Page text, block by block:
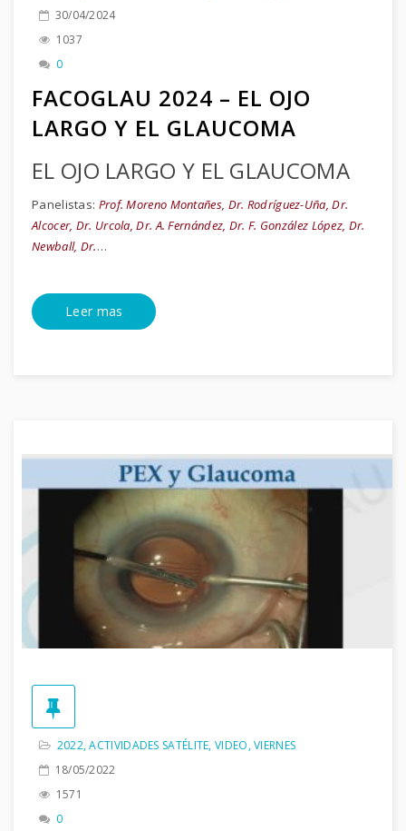
30/04/2024
1037
0
FACOGLAU 2024 – EL OJO
LARGO Y EL GLAUCOMA
EL OJO LARGO Y EL GLAUCOMA
Panelistas: Prof. Moreno Montañes, Dr. Rodríguez-Uña, Dr.
Alcocer, Dr. Urcola, Dr. A. Fernández, Dr. F. González López, Dr.
Newball, Dr.…
Leer mas
2022,ACTIVIDADES SATÉLITE,VIDEO,VIERNES
18/05/2022
1571
0